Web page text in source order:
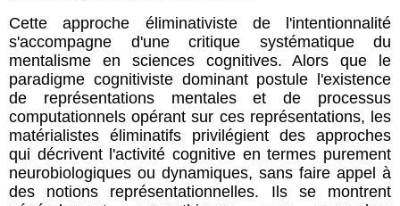
Cette approche éliminativiste de l'intentionnalité
s'accompagne d'une critique systématique du
mentalisme en sciences cognitives. Alors que le
paradigme cognitiviste dominant postule l'existence
de représentations mentales et de processus
computationnels opérant sur ces représentations, les
matérialistes éliminatifs privilégient des approches
qui décrivent l'activité cognitive en termes purement
neurobiologiques ou dynamiques, sans faire appel à
des notions représentationnelles. Ils se montrent